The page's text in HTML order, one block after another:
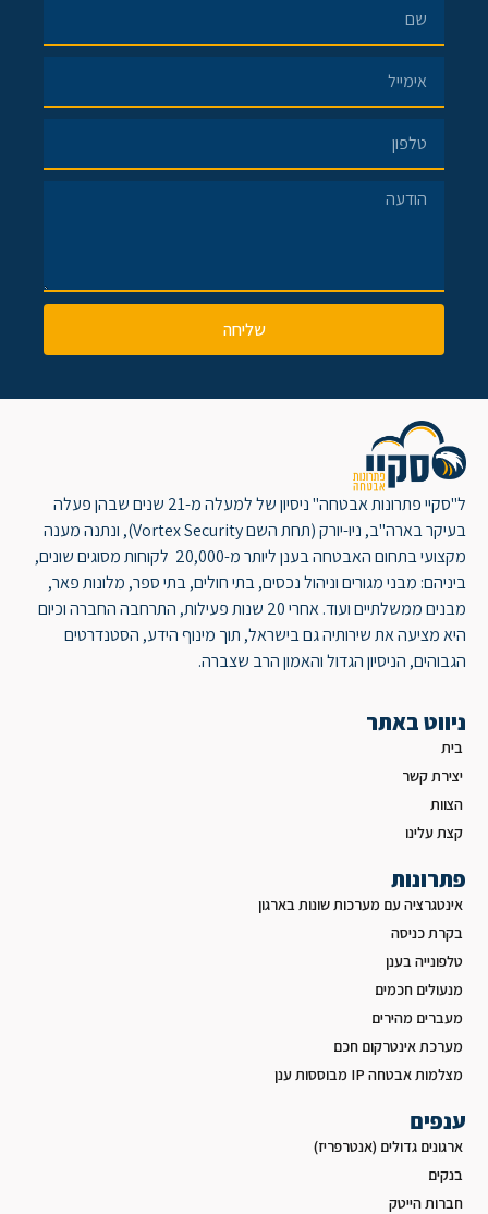
שליחה
ל"סקיי פתרונות אבטחה" ניסיון של למעלה מ-21 שנים שבהן פעלה
בעיקר בארה"ב, ניו-יורק (תחת השם Vortex Security), ונתנה מענה
מקצועי בתחום האבטחה בענן ליותר מ-20,000 לקוחות מסוגים שונים,
ביניהם: מבני מגורים וניהול נכסים, בתי חולים, בתי ספר, מלונות פאר,
מבנים ממשלתיים ועוד. אחרי 20 שנות פעילות, התרחבה החברה וכיום
היא מציעה את שירותיה גם בישראל, תוך מינוף הידע, הסטנדרטים
הגבוהים, הניסיון הגדול והאמון הרב שצברה.
ניווט באתר
בית
יצירת קשר
הצוות
קצת עלינו
פתרונות
אינטגרציה עם מערכות שונות בארגון
בקרת כניסה
טלפונייה בענן
מנעולים חכמים
מעברים מהירים
מערכת אינטרקום חכם
מצלמות אבטחה IP מבוססות ענן
ענפים
ארגונים גדולים (אנטרפריז)
בנקים
חברות הייטק